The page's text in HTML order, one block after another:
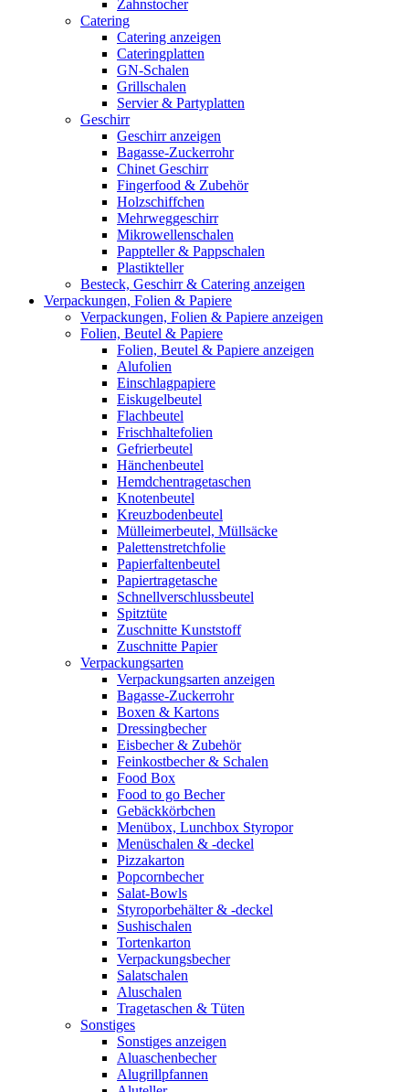
Zahnstocher
Catering
Catering anzeigen
Cateringplatten
GN-Schalen
Grillschalen
Servier & Partyplatten
Geschirr
Geschirr anzeigen
Bagasse-Zuckerrohr
Chinet Geschirr
Fingerfood & Zubehör
Holzschiffchen
Mehrweggeschirr
Mikrowellenschalen
Pappteller & Pappschalen
Plastikteller
Besteck, Geschirr & Catering anzeigen
Verpackungen, Folien & Papiere
Verpackungen, Folien & Papiere anzeigen
Folien, Beutel & Papiere
Folien, Beutel & Papiere anzeigen
Alufolien
Einschlagpapiere
Eiskugelbeutel
Flachbeutel
Frischhaltefolien
Gefrierbeutel
Hänchenbeutel
Hemdchentragetaschen
Knotenbeutel
Kreuzbodenbeutel
Mülleimerbeutel, Müllsäcke
Palettenstretchfolie
Papierfaltenbeutel
Papiertragetasche
Schnellverschlussbeutel
Spitztüte
Zuschnitte Kunststoff
Zuschnitte Papier
Verpackungsarten
Verpackungsarten anzeigen
Bagasse-Zuckerrohr
Boxen & Kartons
Dressingbecher
Eisbecher & Zubehör
Feinkostbecher & Schalen
Food Box
Food to go Becher
Gebäckkörbchen
Menübox, Lunchbox Styropor
Menüschalen & -deckel
Pizzakarton
Popcornbecher
Salat-Bowls
Styroporbehälter & -deckel
Sushischalen
Tortenkarton
Verpackungsbecher
Salatschalen
Aluschalen
Tragetaschen & Tüten
Sonstiges
Sonstiges anzeigen
Aluaschenbecher
Alugrillpfannen